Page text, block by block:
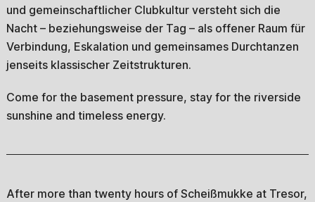
und gemeinschaftlicher Clubkultur versteht sich die
Nacht – beziehungsweise der Tag – als offener Raum für
Verbindung, Eskalation und gemeinsames Durchtanzen
jenseits klassischer Zeitstrukturen.
Come for the basement pressure, stay for the riverside
sunshine and timeless energy.
After more than twenty hours of Scheißmukke at Tresor,